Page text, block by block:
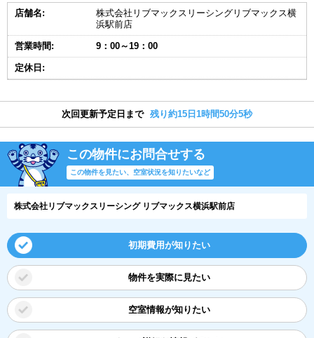
店舗名:
株式会社リブマックスリーシングリブマックス横
浜駅前店
営業時間: 9：00～19：00
定休日:
次回更新予定日まで 残り約15日1時間50分5秒
この物件にお問合せする
この物件を見たい、空室状況を知りたいなど
株式会社リブマックスリーシング リブマックス横浜駅前店
初期費用が知りたい
物件を実際に見たい
空室情報が知りたい